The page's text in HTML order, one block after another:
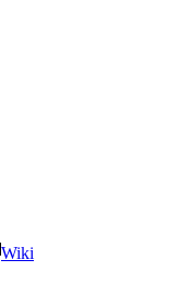
Wiki